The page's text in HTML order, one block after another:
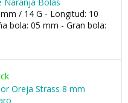
/ 14 G - Longitud: 10
bola: 05 mm - Gran bola:
Oreja Strass 8 mm